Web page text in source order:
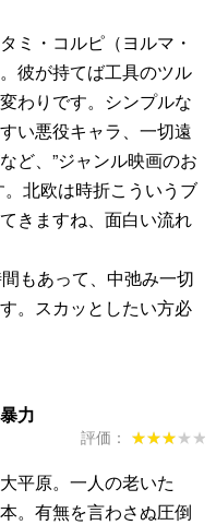
ミ・コルピ（ヨルマ・
彼が持てば工具のツル
わりです。シンプルな
い悪役キャラ、一切遠
ど、”ジャンル映画のお
北欧は時折こういうブ
きますね、面白い流れ
もあって、中弛み一切
。スカッとしたい方必
力
評価： ★★★★★
★★★★★
平原。一人の老いた
。有無を言わさぬ圧倒